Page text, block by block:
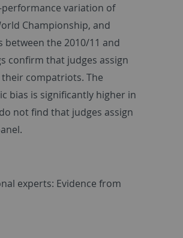
variation of
Championship, and
between the 2010/11 and
confirm that judges assign
compatriots. The
bias is significantly higher in
not find that judges assign
experts: Evidence from